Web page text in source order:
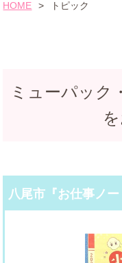
HOME > トピック
ミューパック
八尾市『お仕事ノ